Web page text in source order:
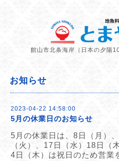
館山市北条海岸（日本の夕陽
お知らせ
2023-04-22 14:58:00
5月の休業日のお知らせ
5月の休業日は、8日（月）
（火）、17日（水）18日（
4日（木）は祝日のため営業